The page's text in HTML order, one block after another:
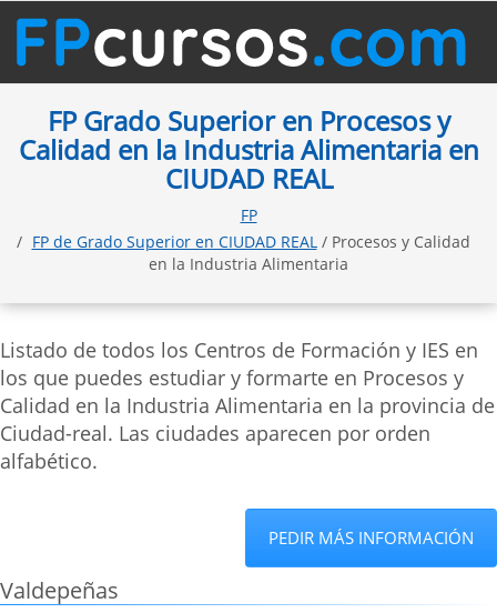
FP Grado Superior en Procesos y
Calidad en la Industria Alimentaria en
CIUDAD REAL
FP
FP de Grado Superior en CIUDAD REAL/ Procesos y Calidad
en la Industria Alimentaria
Listado de todos los Centros de Formación y IES en
los que puedes estudiar y formarte en Procesos y
Calidad en la Industria Alimentaria en la provincia de
Ciudad-real. Las ciudades aparecen por orden
alfabético.
PEDIR MÁS INFORMACIÓN
Valdepeñas